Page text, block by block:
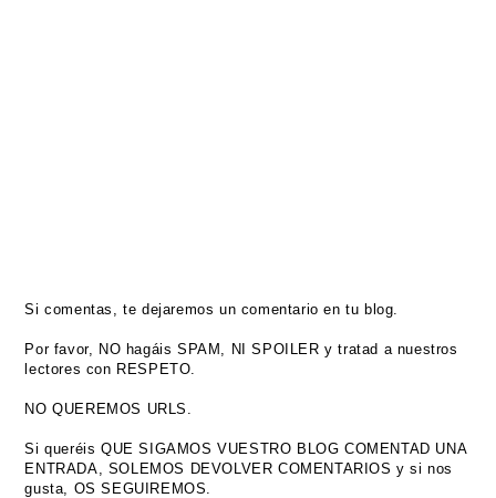
Si comentas, te dejaremos un comentario en tu blog.
Por favor, NO hagáis SPAM, NI SPOILER y tratad a nuestros
lectores con RESPETO.
NO QUEREMOS URLS.
Si queréis QUE SIGAMOS VUESTRO BLOG COMENTAD UNA
ENTRADA, SOLEMOS DEVOLVER COMENTARIOS y si nos
gusta, OS SEGUIREMOS.